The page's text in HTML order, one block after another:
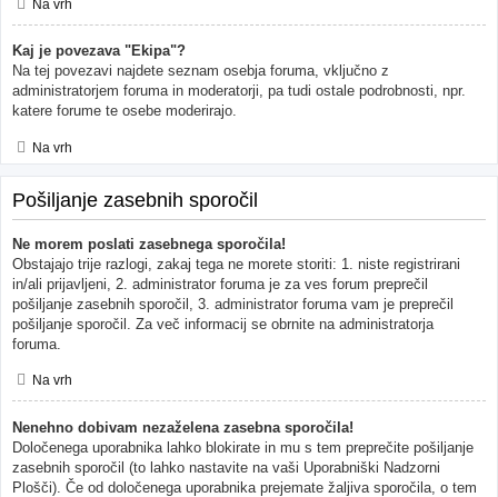
Na vrh
Kaj je povezava "Ekipa"?
Na tej povezavi najdete seznam osebja foruma, vključno z
administratorjem foruma in moderatorji, pa tudi ostale podrobnosti, npr.
katere forume te osebe moderirajo.
Na vrh
Pošiljanje zasebnih sporočil
Ne morem poslati zasebnega sporočila!
Obstajajo trije razlogi, zakaj tega ne morete storiti: 1. niste registrirani
in/ali prijavljeni, 2. administrator foruma je za ves forum preprečil
pošiljanje zasebnih sporočil, 3. administrator foruma vam je preprečil
pošiljanje sporočil. Za več informacij se obrnite na administratorja
foruma.
Na vrh
Nenehno dobivam nezaželena zasebna sporočila!
Določenega uporabnika lahko blokirate in mu s tem preprečite pošiljanje
zasebnih sporočil (to lahko nastavite na vaši Uporabniški Nadzorni
Plošči). Če od določenega uporabnika prejemate žaljiva sporočila, o tem